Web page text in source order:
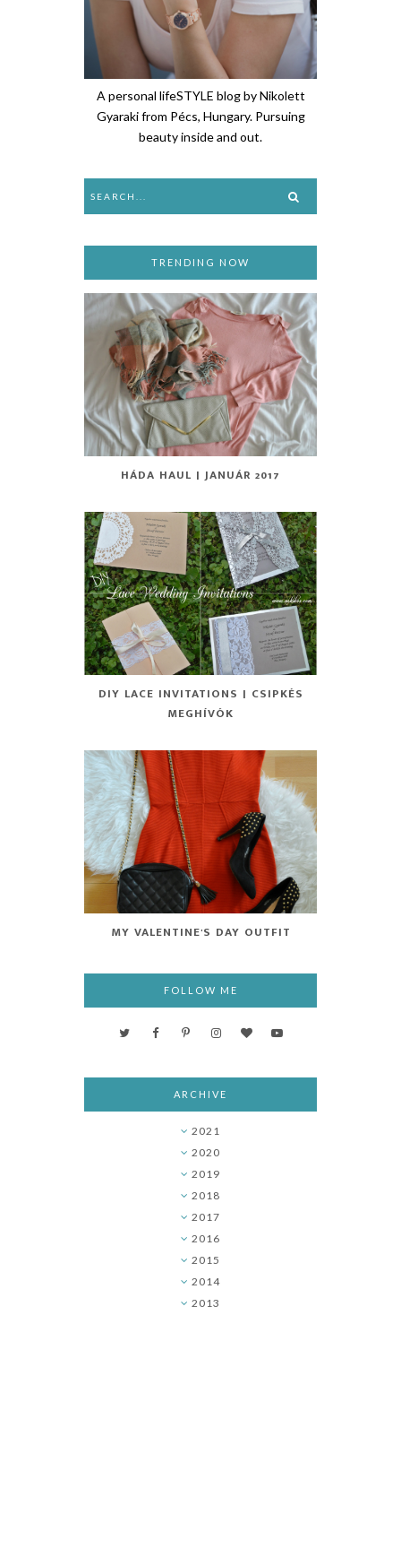
A personal lifeSTYLE blog by Nikolett
Gyaraki from Pécs, Hungary. Pursuing
beauty inside and out.
TRENDING NOW
HÁDA HAUL | JANUÁR 2017
DIY LACE INVITATIONS | CSIPKÉS
MEGHÍVÓK
MY VALENTINE'S DAY OUTFIT
FOLLOW ME
ARCHIVE
►2021
►2020
►2019
►2018
►2017
►2016
▼2015
►2014
►2013